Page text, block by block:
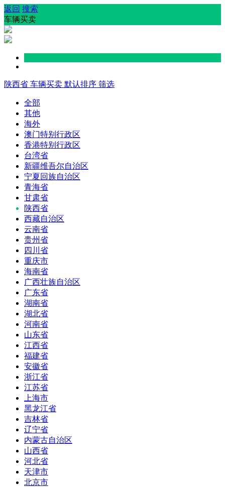
返回 搜索
车辆买卖
陕西省 车辆买卖 默认排序 筛选
全部
其他
海外
澳门特别行政区
香港特别行政区
台湾省
新疆维吾尔自治区
宁夏回族自治区
青海省
甘肃省
陕西省
西藏自治区
云南省
贵州省
四川省
重庆市
海南省
广西壮族自治区
广东省
湖南省
湖北省
河南省
山东省
江西省
福建省
安徽省
浙江省
江苏省
上海市
黑龙江省
吉林省
辽宁省
内蒙古自治区
山西省
河北省
天津市
北京市